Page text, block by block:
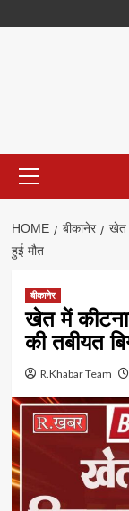
to
Menu
HOME बीकानेर
खेत
हुई मौत
बीकानेर
खेत में
की तबीयत
R.Khabar Team